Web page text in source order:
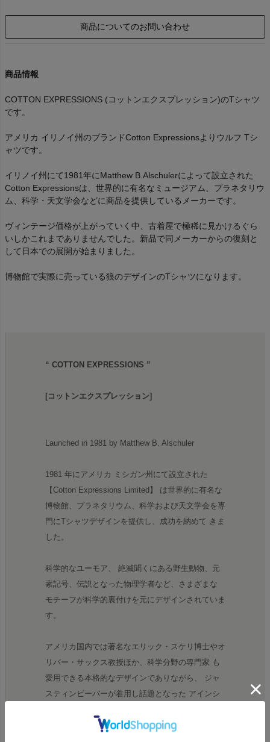
商品についてのお問い合わせ
商品情報
COTTON EXPRESSIONS (コットンエクスプレッション)のTシャツ
です。
アメリカ イリノイ州のブランドCotton Expressionsよりウルフ Tシ
ャツです。
イリノイ州にて1981年にMatthew B.Alschulerによって設立された
Cotton Expressionsは、世界的に有名なミュージアム、プラネタリウ
ム、科学・天文学会などに商品を提供しているメーカーです。
ヴィンテージ価格が上がっていく中、古着屋で極稀に見かけるぐら
いしかこれまでありませんでした。新品で同メーカーからの復刻と
して日本での展開が始まりました。
博物館で実際に売っている狼のデザインのTシャツになります。
“ COTTON EXPRESSIONS ”
[コットンエクスプレッション]
Launched in 1981 by Matthew B. Alschuler
1981 年にアメリカ ミシガン州にて設立された
【Cotton Expressions Limited】 は世界的に有名な
博物館、プラネタリウム、科学および天文学会を専
門にTシャツデザインを提供し、成功を納めて きま
した。
科学的なユーモア、 絶滅聞くにある野生動物、元
素記号、伝説となった物理学者など、さまざまな
モチーフが科学的裏付けを元にデザインされていま
す。
アメリカ国内では著名なエリック・スケリ博士やオ
リバー・サックス教授ほか、科学分野の専門家 も
愛用できる本格的なデザインでありながら、 ジャ
スティンビーバーが着用し話題となった アインシ
た、 ロサンゼルスにあるグリフィス 展望台で販売